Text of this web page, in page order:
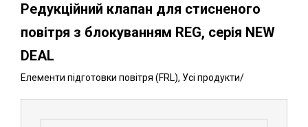
Редукційний клапан для стисненого
повітря з блокуванням REG, серія NEW
DEAL
Елементи підготовки повітря (FRL), Усі продукти/